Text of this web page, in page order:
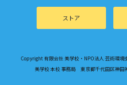
ストア
Copyright 有限会社 美学校・NPO法人 芸術環境
美学校 本校 事務局 東京都千代田区神田